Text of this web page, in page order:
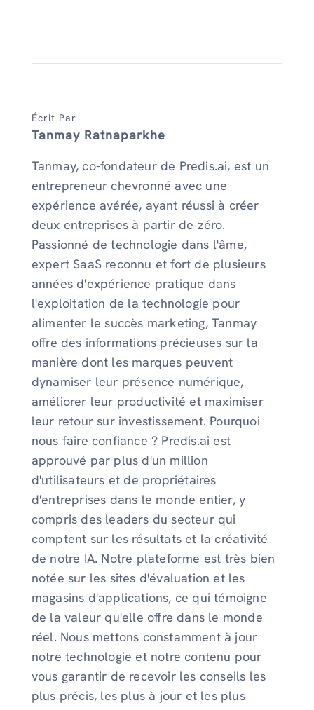
Écrit Par
Tanmay Ratnaparkhe
Tanmay, co-fondateur de Predis.ai, est un
entrepreneur chevronné avec une
expérience avérée, ayant réussi à créer
deux entreprises à partir de zéro.
Passionné de technologie dans l'âme,
expert SaaS reconnu et fort de plusieurs
années d'expérience pratique dans
l'exploitation de la technologie pour
alimenter le succès marketing, Tanmay
offre des informations précieuses sur la
manière dont les marques peuvent
dynamiser leur présence numérique,
améliorer leur productivité et maximiser
leur retour sur investissement. Pourquoi
nous faire confiance ? Predis.ai est
approuvé par plus d'un million
d'utilisateurs et de propriétaires
d'entreprises dans le monde entier, y
compris des leaders du secteur qui
comptent sur les résultats et la créativité
de notre IA. Notre plateforme est très bien
notée sur les sites d'évaluation et les
magasins d'applications, ce qui témoigne
de la valeur qu'elle offre dans le monde
réel. Nous mettons constamment à jour
notre technologie et notre contenu pour
vous garantir de recevoir les conseils les
plus précis, les plus à jour et les plus